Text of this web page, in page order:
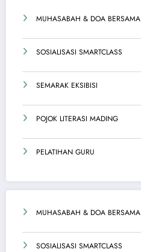
MUHASABAH & DOA BERSAMA
SOSIALISASI SMARTCLASS
SEMARAK EKSIBISI
POJOK LITERASI MADING
PELATIHAN GURU
MUHASABAH & DOA BERSAMA
SOSIALISASI SMARTCLASS